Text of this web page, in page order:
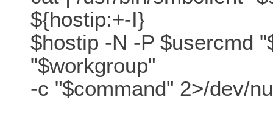
${hostip:+-I}
$hostip -N -P $usercmd
"$workgroup"
-c "$command" 2>/dev/